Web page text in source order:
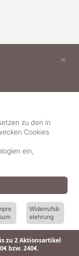
zu 2 Aktionsartikel
bzw. 240€.
zu den in
Cookies
ein,
Widerrufsb
elehrung
×